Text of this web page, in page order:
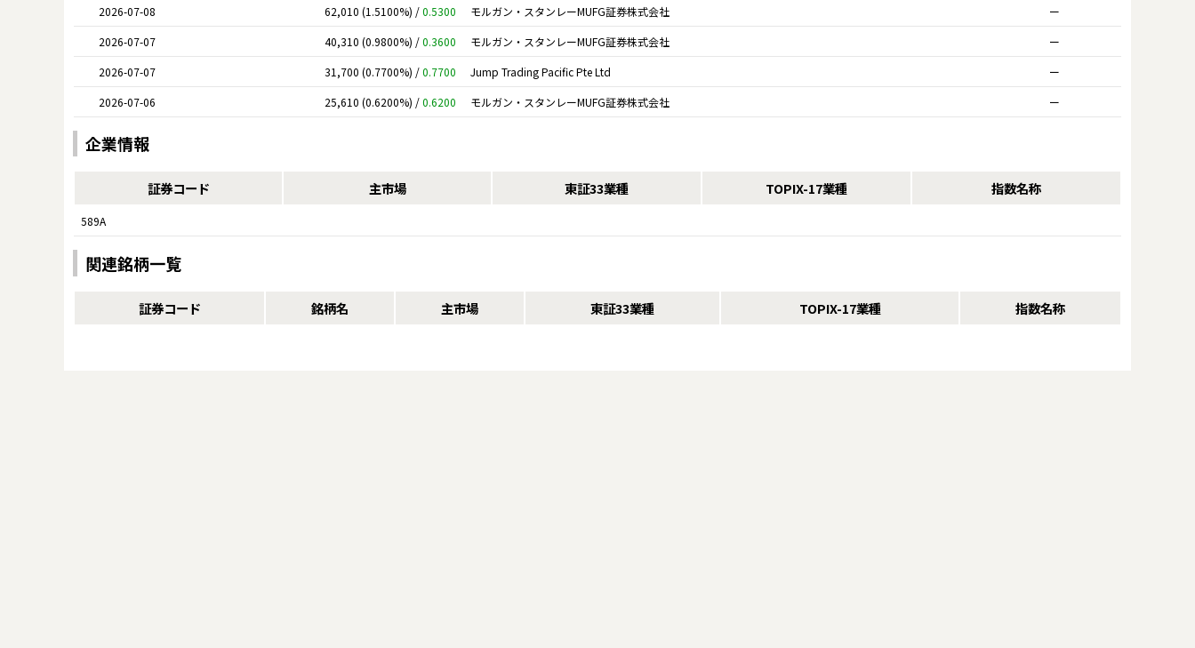
2026-07-08
62,010 (1.5100%) /0.5300 モルガン・スタンレーMUFG証券株式会社
ー
2026-07-07
40,310 (0.9800%) /0.3600 モルガン・スタンレーMUFG証券株式会社
ー
2026-07-07
31,700 (0.7700%) /0.7700 Jump Trading Pacific Pte Ltd
ー
2026-07-06
25,610 (0.6200%) /0.6200 モルガン・スタンレーMUFG証券株式会社 ー
企業情報
証券コード 主市場 東証33業種 TOPIX-17業種 指数名称
589A
関連銘柄一覧
証券コード 銘柄名 主市場 東証33業種 TOPIX-17業種 指数名称